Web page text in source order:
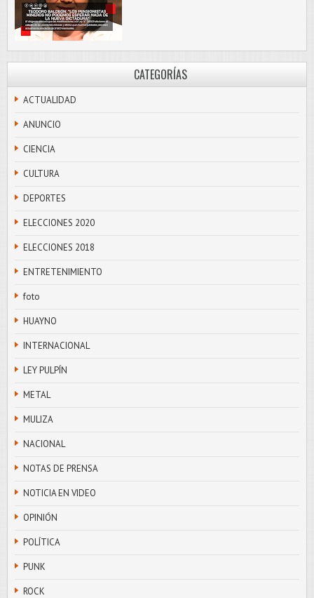
CATEGORÍAS
ACTUALIDAD
ANUNCIO
CIENCIA
CULTURA
DEPORTES
ELECCIONES 2020
ELECCIONES 2018
ENTRETENIMIENTO
foto
HUAYNO
INTERNACIONAL
LEY PULPÍN
METAL
MULIZA
NACIONAL
NOTAS DE PRENSA
NOTICIA EN VIDEO
OPINIÓN
POLÍTICA
PUNK
ROCK